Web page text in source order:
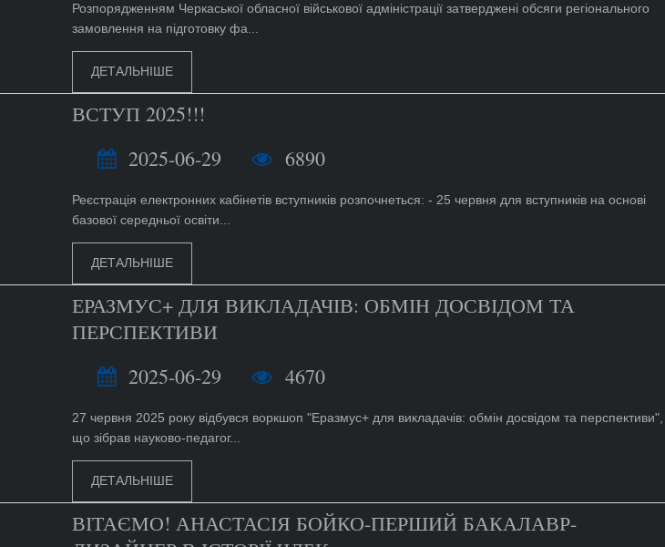
Розпорядженням Черкаської обласної військової адміністрації затверджені обсяги регіонального
замовлення на підготовку фа...
ДЕТАЛЬНІШЕ
ВСТУП 2025!!!
2025-06-29
6890
Реєстрація електронних кабінетів вступників розпочнеться: - 25 червня для вступників на основі
базової середньої освіти...
ДЕТАЛЬНІШЕ
ЕРАЗМУС+ ДЛЯ ВИКЛАДАЧІВ: ОБМІН ДОСВІДОМ ТА
ПЕРСПЕКТИВИ
2025-06-29
4670
27 червня 2025 року відбувся воркшоп "Еразмус+ для викладачів: обмін досвідом та перспективи",
що зібрав науково-педагог...
ДЕТАЛЬНІШЕ
ВІТАЄМО! АНАСТАСІЯ БОЙКО-ПЕРШИЙ БАКАЛАВР-